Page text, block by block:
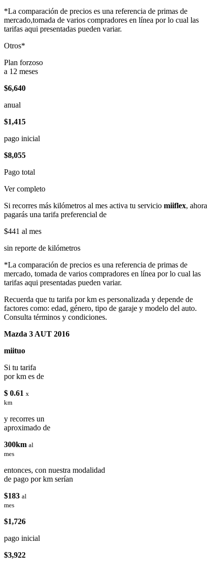
*La comparación de precios es una referencia de primas de
mercado,tomada de varios compradores en línea por lo cual las
tarifas aqui presentadas pueden variar.
Otros*
Plan forzoso
a 12 meses
$6,640
anual
$1,415
pago inicial
$8,055
Pago total
Ver completo
Si recorres más kilómetros al mes activa tu servicio miiflex, ahora
pagarás una tarifa preferencial de
$441 al mes
sin reporte de kilómetros
*La comparación de precios es una referencia de primas de
mercado, tomada de varios compradores en línea por lo cual las
tarifas aqui presentadas pueden variar.
Recuerda que tu tarifa por km es personalizada y depende de
factores como: edad, género, tipo de garaje y modelo del auto.
Consulta términos y condiciones.
Mazda 3 AUT 2016
miituo
Si tu tarifa
por km es de
$ 0.61 x
km
y recorres un
aproximado de
300km al
mes
entonces, con nuestra modalidad
de pago por km serían
$183 al
mes
$1,726
pago inicial
$3,922